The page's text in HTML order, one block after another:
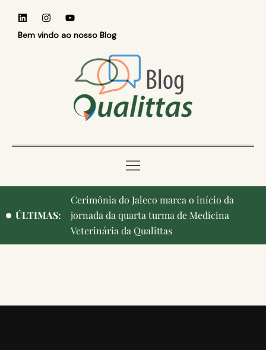
Bem vindo ao nosso Blog
ÚLTIMAS:
Qualittas, Portas Abertas! e aniversário de
Campinas, cidade onde nasceu a instituição,
ganham destaque na imprensa